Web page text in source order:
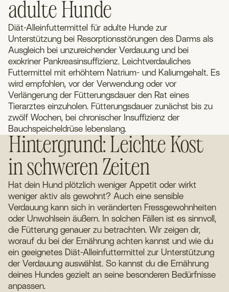
adulte Hunde
Diät-Alleinfuttermittel für adulte Hunde zur
Unterstützung bei Resorptionsstörungen des Darms als
Ausgleich bei unzureichender Verdauung und bei
exokriner Pankreasinsuffizienz. Leichtverdauliches
Futtermittel mit erhöhtem Natrium- und Kaliumgehalt. Es
wird empfohlen, vor der Verwendung oder vor
Verlängerung der Fütterungsdauer den Rat eines
Tierarztes einzuholen. Fütterungsdauer zunächst bis zu
zwölf Wochen, bei chronischer Insuffizienz der
Bauchspeicheldrüse lebenslang.
Hintergrund: Leichte Kost
in schweren Zeiten
Hat dein Hund plötzlich weniger Appetit oder wirkt
weniger aktiv als gewohnt? Auch eine sensible
Verdauung kann sich in veränderten Fressgewohnheiten
oder Unwohlsein äußern. In solchen Fällen ist es sinnvoll,
die Fütterung genauer zu betrachten. Wir zeigen dir,
worauf du bei der Ernährung achten kannst und wie du
ein geeignetes Diät-Alleinfuttermittel zur Unterstützung
der Verdauung auswählst. So kannst du die Ernährung
deines Hundes gezielt an seine besonderen Bedürfnisse
anpassen.